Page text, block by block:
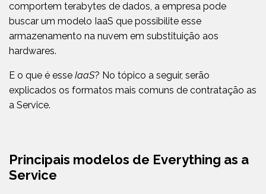
comportem terabytes de dados, a empresa pode
buscar um modelo IaaS que possibilite esse
armazenamento na nuvem em substituição aos
hardwares.
E o que é esse IaaS? No tópico a seguir, serão
explicados os formatos mais comuns de contratação as
a Service.
Principais modelos de Everything as a
Service